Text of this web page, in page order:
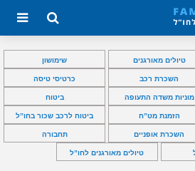
טיולים מאורגנים שימושון
השכרת רכב כרטיסי טיסה
מוניות משדה התעופה ביטוח
הזמנת מט”ח ביטוח לרכב שכור בחו”ל
השכרת אופניים תחבורה
טיולים מאורגנים לחו”ל